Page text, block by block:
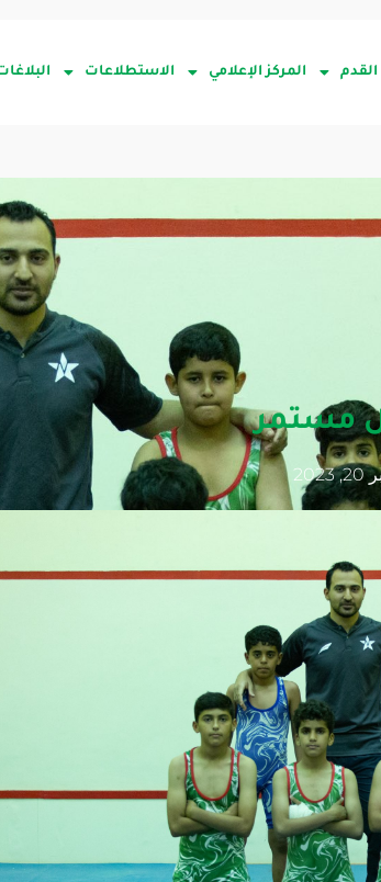
القدم المركز الإعلامي الاستطلاعات
مستمر